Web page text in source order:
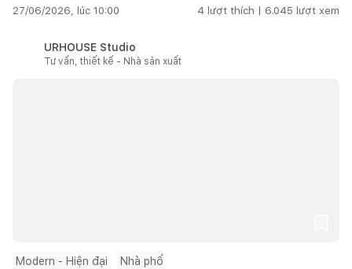
27/06/2026, lúc 10:00 4 lượt thích | 6.045 lượt xem
URHOUSE Studio
Tư vấn, thiết kế - Nhà sản xuất
Modern - Hiện đại Nhà phố